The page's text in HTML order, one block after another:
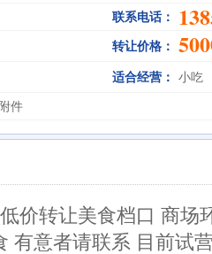
联系电话：
转让价格：
适合经营： 小吃
件
价转让美食档口 商场
有意者请联系 目前试